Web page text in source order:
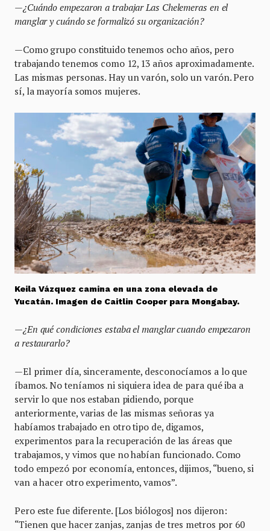
—¿Cuándo empezaron a trabajar Las Chelemeras en el
manglar y cuándo se formalizó su organización?
—Como grupo constituido tenemos ocho años, pero
trabajando tenemos como 12, 13 años aproximadamente.
Las mismas personas. Hay un varón, solo un varón. Pero
sí, la mayoría somos mujeres.
Keila Vázquez camina en una zona elevada de
Yucatán. Imagen de Caitlin Cooper para Mongabay.
—¿En qué condiciones estaba el manglar cuando empezaron
a restaurarlo?
—El primer día, sinceramente, desconocíamos a lo que
íbamos. No teníamos ni siquiera idea de para qué iba a
servir lo que nos estaban pidiendo, porque
anteriormente, varias de las mismas señoras ya
habíamos trabajado en otro tipo de, digamos,
experimentos para la recuperación de las áreas que
trabajamos, y vimos que no habían funcionado. Como
todo empezó por economía, entonces, dijimos, “bueno, si
van a hacer otro experimento, vamos”.
Pero este fue diferente. [Los biólogos] nos dijeron:
“Tienen que hacer zanjas, zanjas de tres metros por 60